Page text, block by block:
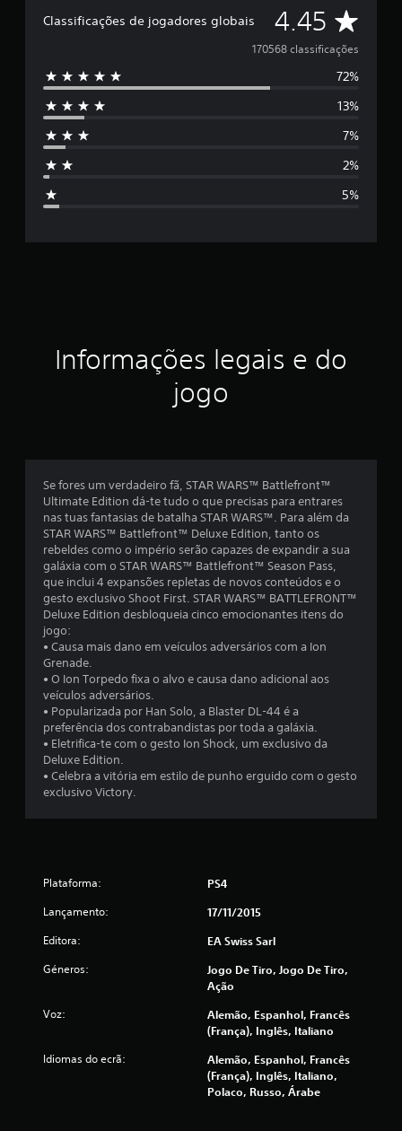
Classificações de jogadores globais 4.45 C
l
a
i
ç
é
d
i
a
d
4
4
5
e
l
a
(
170568 classificações
72%
13%
7%
2%
5%
Informações legais e do
jogo
Se fores um verdadeiro fã, STAR WARS™ Battlefront™
Ultimate Edition dá-te tudo o que precisas para entrares
nas tuas fantasias de batalha STAR WARS™. Para além da
STAR WARS™ Battlefront™ Deluxe Edition, tanto os
rebeldes como o império serão capazes de expandir a sua
galáxia com o STAR WARS™ Battlefront™ Season Pass,
que inclui 4 expansões repletas de novos conteúdos e o
gesto exclusivo Shoot First. STAR WARS™ BATTLEFRONT™
Deluxe Edition desbloqueia cinco emocionantes itens do
jogo:
• Causa mais dano em veículos adversários com a Ion
Grenade.
• O Ion Torpedo fixa o alvo e causa dano adicional aos
veículos adversários.
• Popularizada por Han Solo, a Blaster DL-44 é a
preferência dos contrabandistas por toda a galáxia.
• Eletrifica-te com o gesto Ion Shock, um exclusivo da
Deluxe Edition.
• Celebra a vitória em estilo de punho erguido com o gesto
exclusivo Victory.
Plataforma: PS4
Lançamento: 17/11/2015
Editora: EA Swiss Sarl
Géneros:
Jogo De Tiro, Jogo De Tiro,
Ação
Voz:
Alemão, Espanhol, Francês
(França), Inglês, Italiano
Idiomas do ecrã:
Alemão, Espanhol, Francês
(França), Inglês, Italiano,
Polaco, Russo, Árabe